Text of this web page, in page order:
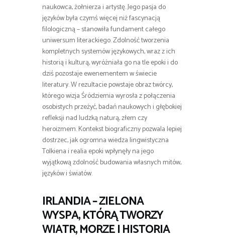
naukowca, żołnierza i artystę. Jego pasja do
języków była czymś więcej niż fascynacją
filologiczną – stanowiła fundament całego
uniwersum literackiego. Zdolność tworzenia
kompletnych systemów językowych, wraz z ich
historią i kulturą, wyróżniała go na tle epoki i do
dziś pozostaje ewenementem w świecie
literatury. W rezultacie powstaje obraz twórcy,
którego wizja Śródziemia wyrosła z połączenia
osobistych przeżyć, badań naukowych i głębokiej
refleksji nad ludzką naturą, złem czy
heroizmem. Kontekst biograficzny pozwala lepiej
dostrzec, jak ogromna wiedza lingwistyczna
Tolkiena i realia epoki wpłynęły na jego
wyjątkową zdolność budowania własnych mitów,
języków i światów.
IRLANDIA – ZIELONA
WYSPA, KTÓRĄ TWORZY
WIATR, MORZE I HISTORIA